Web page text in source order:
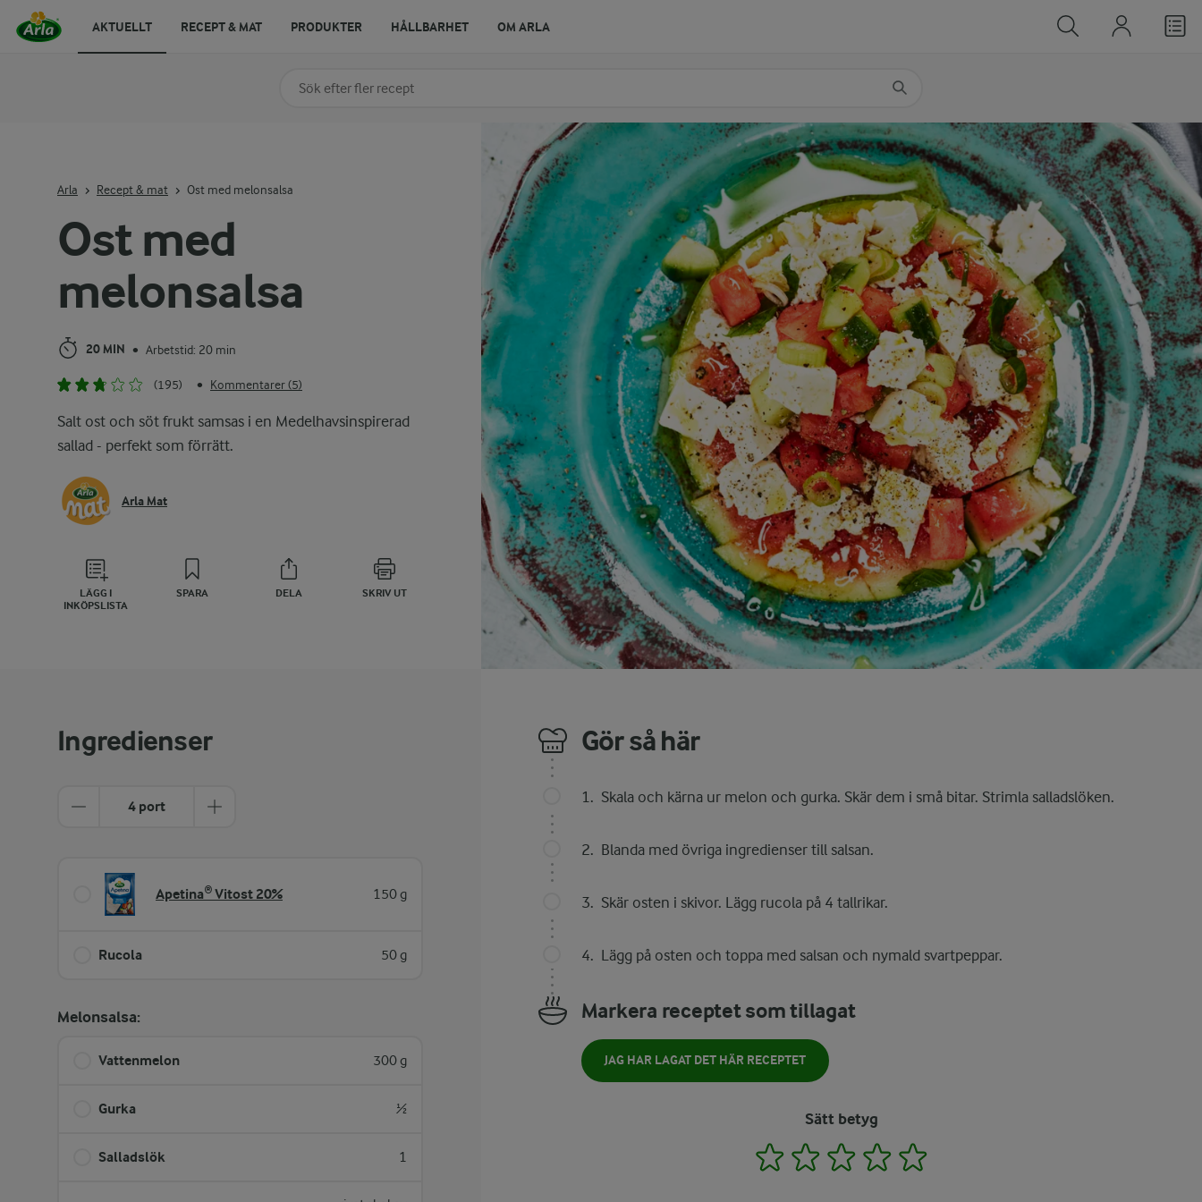
Ost med
melonsalsa
20 MIN • Arbetstid: 20 min
(195) • Kommentarer (5)
Salt ost och söt frukt samsas i en Medelhavsinspirerad
sallad - perfekt som förrätt.
Arla Mat
LÄGG I
INKÖPSLISTA
SPARA DELA SKRIV UT
Arla Recept & mat Ost med melonsalsa
Ingredienser
4 port
Apetina® Vitost 20% 150 g
Rucola 50 g
Melonsalsa:
Vattenmelon 300 g
Gurka ½
Salladslök 1
Gör så här
Skala och kärna ur melon och gurka. Skär dem i små bitar. Strimla salladslöken.
Blanda med övriga ingredienser till salsan.
Skär osten i skivor. Lägg rucola på 4 tallrikar.
Lägg på osten och toppa med salsan och nymald svartpeppar.
Markera receptet som tillagat
JAG HAR LAGAT DET HÄR RECEPTET
Sätt betyg
1 2 3 4
Sök på kategori eller ingrediens
AKTUELLT RECEPT & MAT PRODUKTER HÅLLBARHET OM ARLA